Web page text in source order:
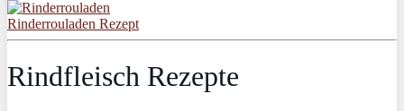
Rinderrouladen Rezept
Rindfleisch Rezepte